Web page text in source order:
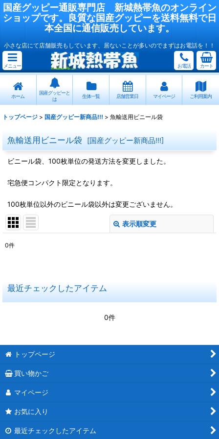
国産グッピー通販専門店 新城熱帯魚のオンライン
ショップです。良質な国産グッピーを送料無料で日
本全国に通信販売しています。
小さな店にて店舗販売もしています、居ないことが多いのでまずはお電話を！！
メニュー お電話 カート
ホーム
国産グッピーと
は
生体一覧 店舗営業日 マイページ ご利用案内
トップページ > 国産グッピー新商品!!! > 魚輸送用ビニール袋
魚輸送用ビニール袋 [国産グッピー新商品!!!]
ビニール袋、100枚単位の発送方法を変更しました。
宅急便コンパクト限定となります。
100枚単位以外のビニール袋以外は変更ございません。
表示順変更
絞り込む
0件
最近チェックしたアイテム
0件
トップページ
買い物かご
マイページ
お気に入り
最近チェックしたアイテム